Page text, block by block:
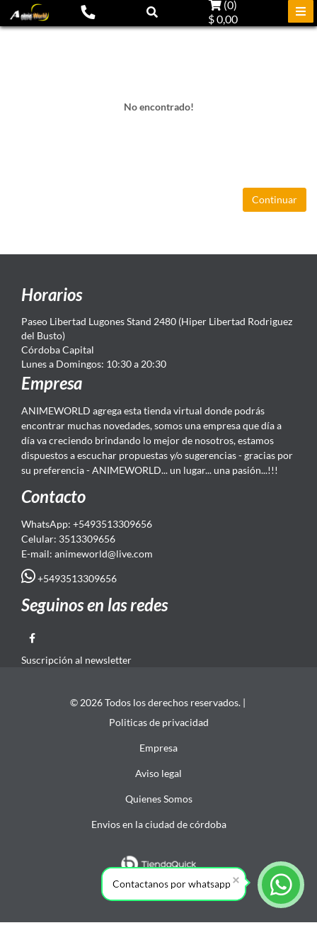
(0)
$ 0,00
No encontrado!
Continuar
Horarios
Paseo Libertad Lugones Stand 2480 (Hiper Libertad Rodriguez
del Busto)
Córdoba Capital
Lunes a Domingos: 10:30 a 20:30
Empresa
ANIMEWORLD agrega esta tienda virtual donde podrás
encontrar muchas novedades, somos una empresa que día a
día va creciendo brindando lo mejor de nosotros, estamos
dispuestos a escuchar propuestas y/o sugerencias - gracias por
su preferencia - ANIMEWORLD... un lugar... una pasión...!!!
Contacto
WhatsApp: +5493513309656
Celular: 3513309656
E-mail: animeworld@live.com
+5493513309656
Seguinos en las redes
Suscripción al newsletter
© 2026 Todos los derechos reservados. |
Politicas de privacidad
Empresa
Aviso legal
Quienes Somos
Envios en la ciudad de córdoba
Contactanos por whatsapp